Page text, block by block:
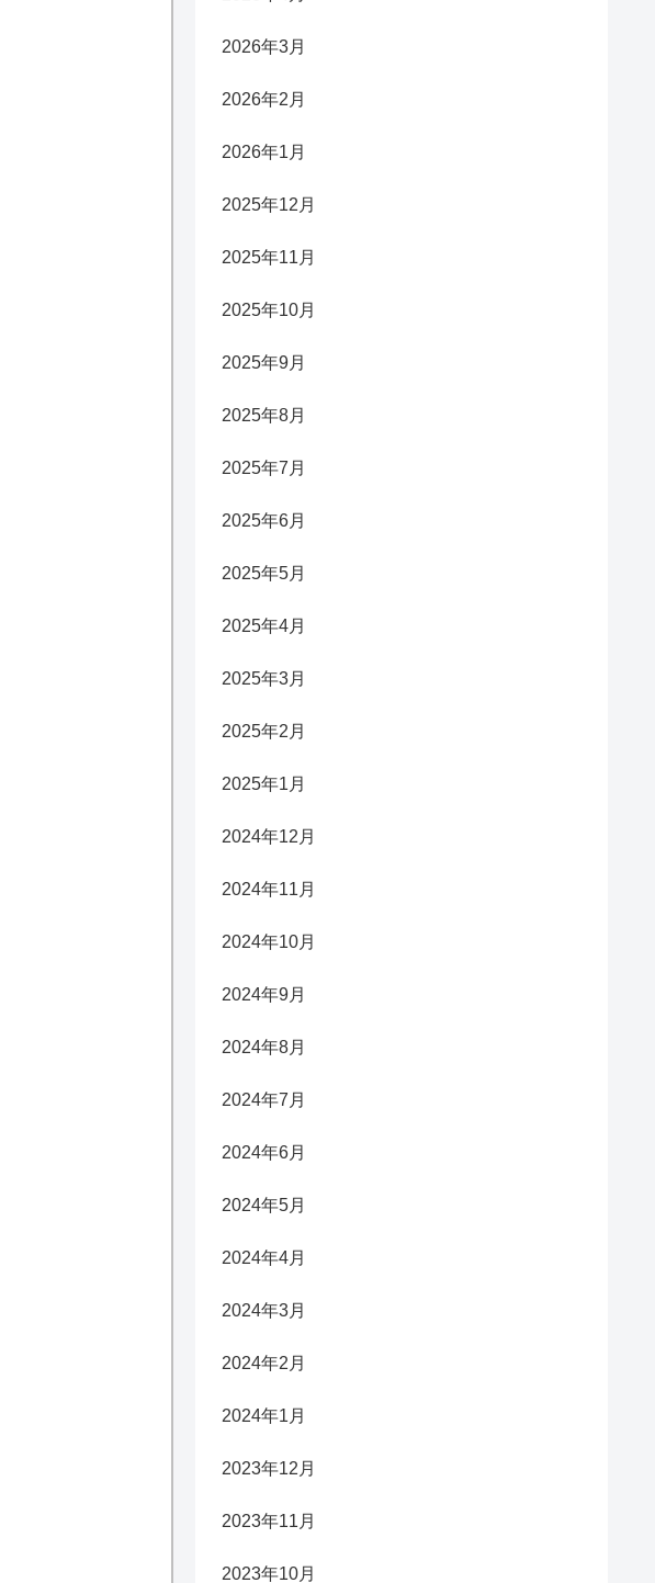
2026年3月
2026年2月
2026年1月
2025年12月
2025年11月
2025年10月
2025年9月
2025年8月
2025年7月
2025年6月
2025年5月
2025年4月
2025年3月
2025年2月
2025年1月
2024年12月
2024年11月
2024年10月
2024年9月
2024年8月
2024年7月
2024年6月
2024年5月
2024年4月
2024年3月
2024年2月
2024年1月
2023年12月
2023年11月
2023年10月